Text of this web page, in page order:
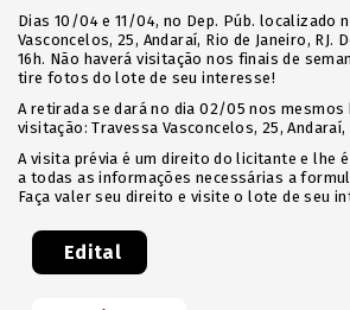
Dias 10/04 e 11/04, no Dep. Púb. localizado
Vasconcelos, 25, Andaraí, Rio de Janeiro, RJ.
16h. Não haverá visitação nos finais de
tire fotos do lote de seu interesse!
A retirada se dará no dia 02/05 nos
visitação: Travessa Vasconcelos, 25, Andaraí,
A visita prévia é um direito do licitante e lhe
a todas as informações necessárias a
Faça valer seu direito e visite o lote de seu
Edital